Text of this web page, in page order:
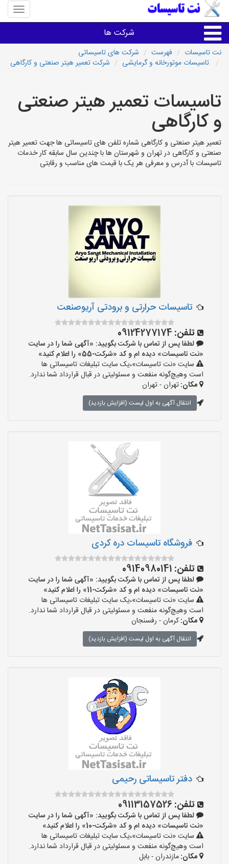
منوی
سایت
شرکت ها
خدمات تاسیسات ساختمان
خدمات تاسیسات ساختمان
تاسیساتی های شهرها
نت تاسیسات فهرست
شرکت های تاسیساتی
تاسیسات موتورخانه و گرمایشی
شرکت تعمیر هیتر صنعتی و کارگاهی
تاسیسات تعمیر هیتر صنعتی
و کارگاهی
تعمیر هیتر صنعتی و کارگاهی شماره تلفن های تاسیساتی ها جهت تعمیر هیتر
صنعتی و کارگاهی در تهران و شهرستان ها با چندین سال سابقه کار خدمات
تاسیسات با آدرس و معرفی هر یک با قیمت های مناسب و رقابتی
تاسیسات حرارتی و برودتی آریوصنعت
تلفن: 09124277174
لطفا پس از تماس با شرکت بگویید: «آگهی شما را در سایت
«نت تاسیسات» دیده ام و کد «شرکت-55» را اعلام کنید»
سایت «نت تاسیسات»،یک سایت تبلیغات تاسیساتی ها
است وهیچ‌گونه منفعت و مسئولیتی در قبال قرارداد شما ندارد.
مکان:تهران - تهران
انتقال آگهی به اول لیست (افزایش بازدید)
‌فروشگاه تاسیسات دره کردی
تلفن: 09140980141
لطفا پس از تماس با شرکت بگویید: «آگهی شما را در سایت
«نت تاسیسات» دیده ام و کد «شرکت-11» را اعلام کنید»
سایت «نت تاسیسات»،یک سایت تبلیغات تاسیساتی ها
است وهیچ‌گونه منفعت و مسئولیتی در قبال قرارداد شما ندارد.
مکان:کرمان - رفسنجان
انتقال آگهی به اول لیست (افزایش بازدید)
دفتر تاسیساتی رحیمی
تلفن: 09113157526
لطفا پس از تماس با شرکت بگویید: «آگهی شما را در سایت
«نت تاسیسات» دیده ام و کد «شرکت-10» را اعلام کنید»
سایت «نت تاسیسات»،یک سایت تبلیغات تاسیساتی ها
است وهیچ‌گونه منفعت و مسئولیتی در قبال قرارداد شما ندارد.
مکان:مازندران - بابل